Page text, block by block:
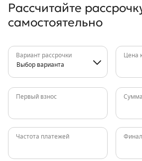
Рассчитайте
самостоятельно
Вариант рассрочки
Выбор варианта
Цена
Первый взнос
Частота платежей